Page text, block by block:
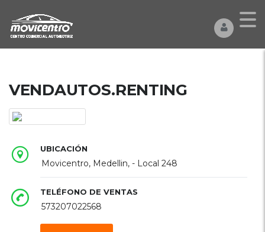
VENDAUTOS.RENTING
UBICACIÓN
Movicentro, Medellin, - Local 248
TELÉFONO DE VENTAS
573207022568